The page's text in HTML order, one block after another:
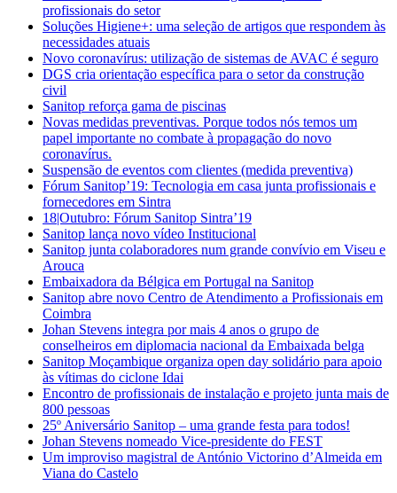
profissionais do setor
Soluções Higiene+: uma seleção de artigos que respondem às
necessidades atuais
Novo coronavírus: utilização de sistemas de AVAC é seguro
DGS cria orientação específica para o setor da construção
civil
Sanitop reforça gama de piscinas
Novas medidas preventivas. Porque todos nós temos um
papel importante no combate à propagação do novo
coronavírus.
Suspensão de eventos com clientes (medida preventiva)
Fórum Sanitop’19: Tecnologia em casa junta profissionais e
fornecedores em Sintra
18|Outubro: Fórum Sanitop Sintra’19
Sanitop lança novo vídeo Institucional
Sanitop junta colaboradores num grande convívio em Viseu e
Arouca
Embaixadora da Bélgica em Portugal na Sanitop
Sanitop abre novo Centro de Atendimento a Profissionais em
Coimbra
Johan Stevens integra por mais 4 anos o grupo de
conselheiros em diplomacia nacional da Embaixada belga
Sanitop Moçambique organiza open day solidário para apoio
às vítimas do ciclone Idai
Encontro de profissionais de instalação e projeto junta mais de
800 pessoas
25º Aniversário Sanitop – uma grande festa para todos!
Johan Stevens nomeado Vice-presidente do FEST
Um improviso magistral de António Victorino d’Almeida em
Viana do Castelo